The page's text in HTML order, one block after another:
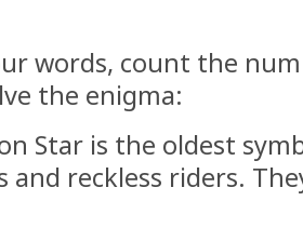
words, count the
the enigma:
Star is the oldest
and reckless riders.